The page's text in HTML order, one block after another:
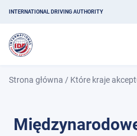
INTERNATIONAL DRIVING AUTHORITY
Strona główna / Które kraje